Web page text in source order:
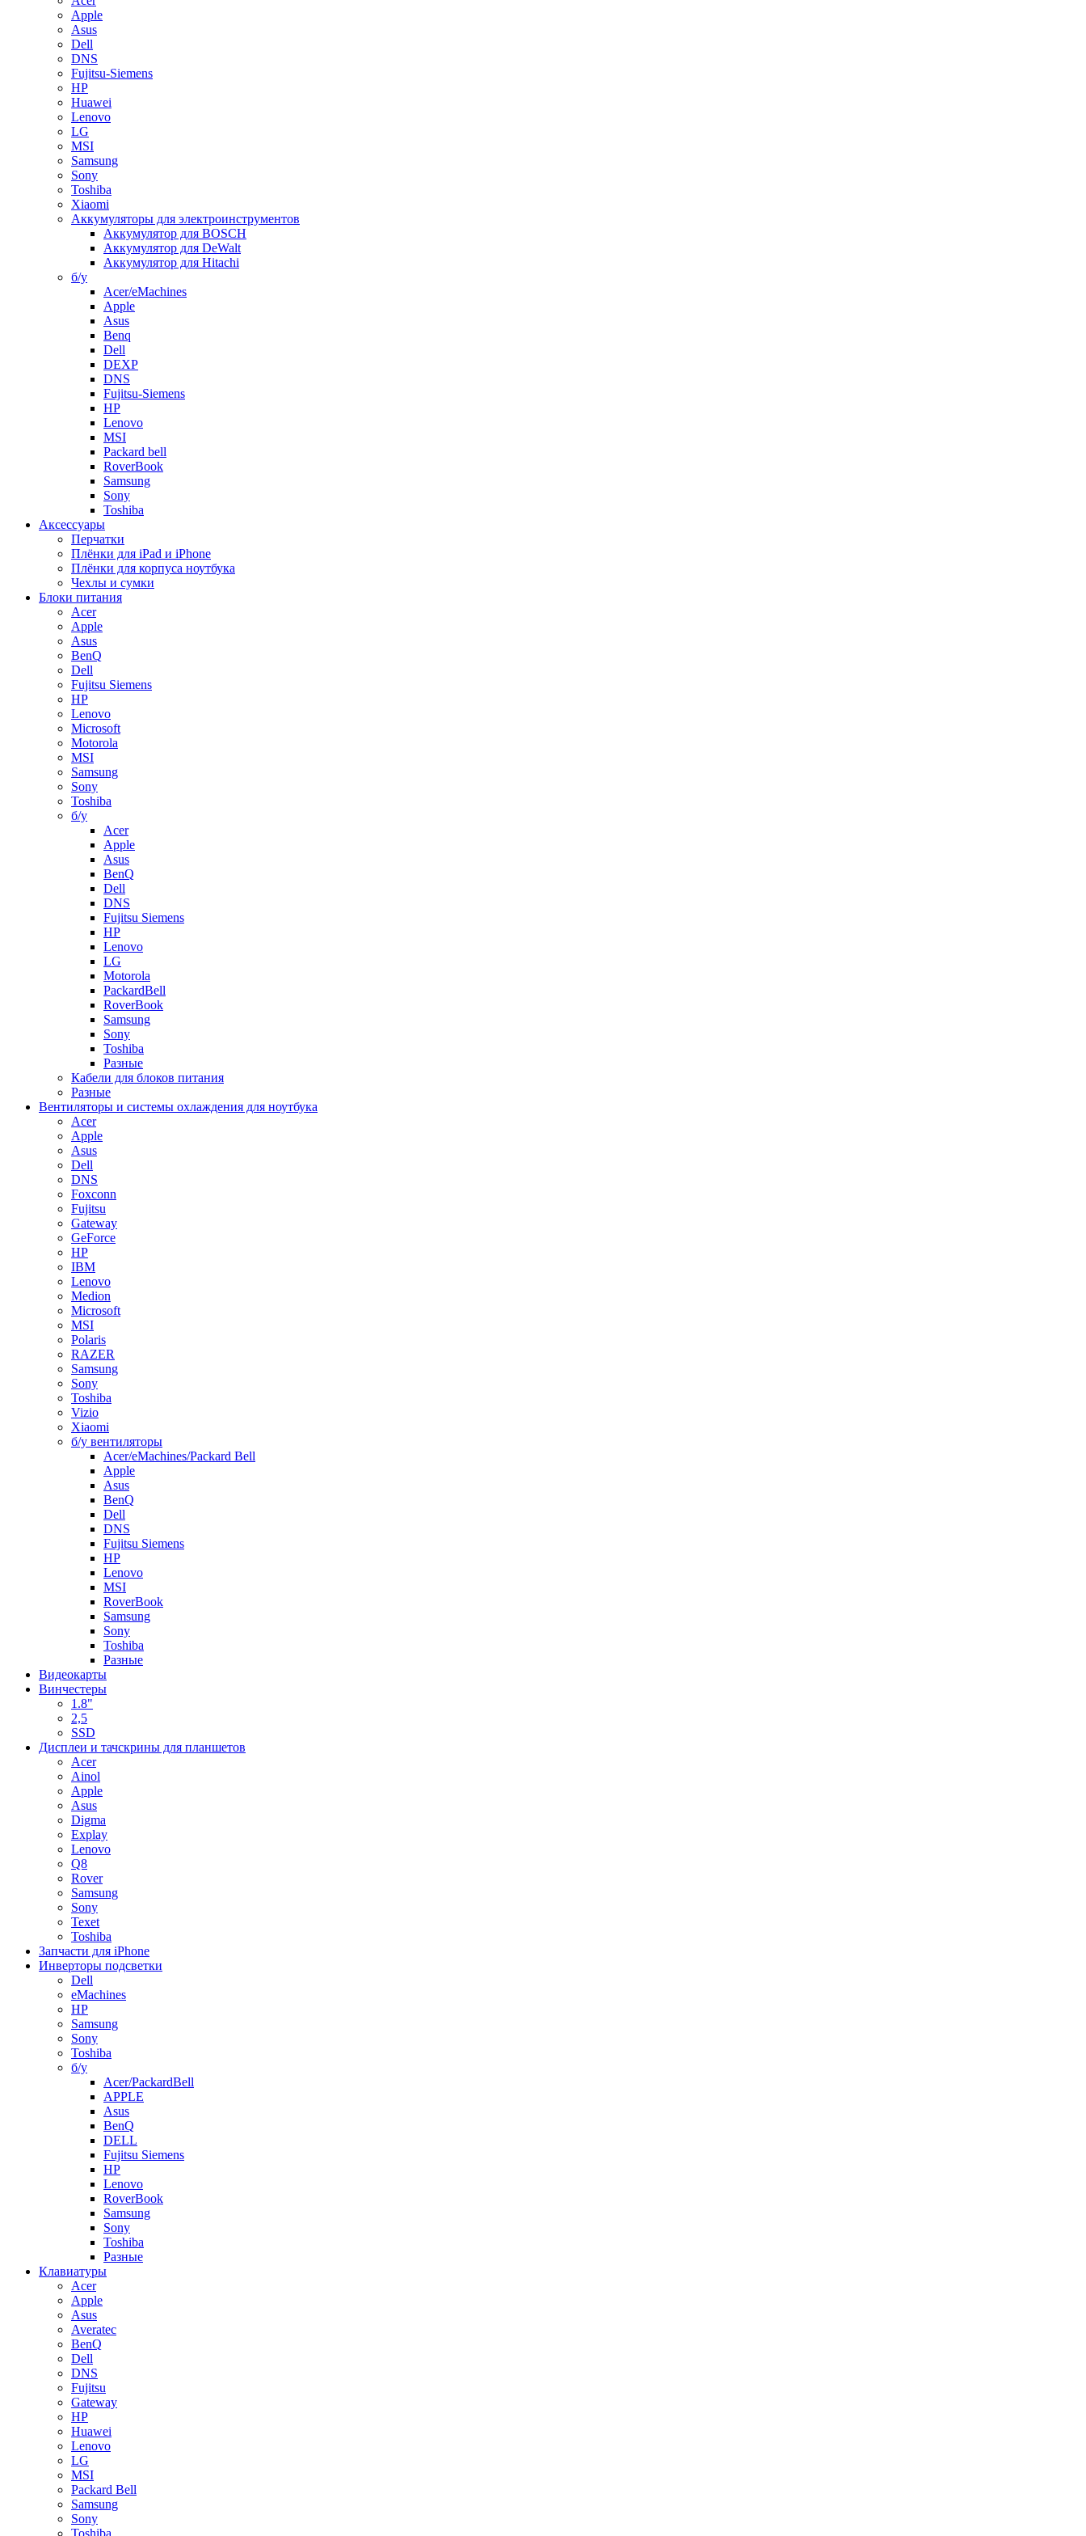
Apple
Asus
Dell
DNS
Fujitsu-Siemens
HP
Huawei
Lenovo
LG
MSI
Samsung
Sony
Toshiba
Xiaomi
Аккумуляторы для электроинструментов
Аккумулятор для BOSCH
Аккумулятор для DeWalt
Аккумулятор для Hitachi
б/у
Acer/eMachines
Apple
Asus
Benq
Dell
DEXP
DNS
Fujitsu-Siemens
HP
Lenovo
MSI
Packard bell
RoverBook
Samsung
Sony
Toshiba
Аксессуары
Перчатки
Плёнки для iPad и iPhone
Плёнки для корпуса ноутбука
Чехлы и сумки
Блоки питания
Acer
Apple
Asus
BenQ
Dell
Fujitsu Siemens
HP
Lenovo
Microsoft
Motorola
MSI
Samsung
Sony
Toshiba
б/у
Acer
Apple
Asus
BenQ
Dell
DNS
Fujitsu Siemens
HP
Lenovo
LG
Motorola
PackardBell
RoverBook
Samsung
Sony
Toshiba
Разные
Кабели для блоков питания
Разные
Вентиляторы и системы охлаждения для ноутбука
Acer
Apple
Asus
Dell
DNS
Foxconn
Fujitsu
Gateway
GeForce
HP
IBM
Lenovo
Medion
Microsoft
MSI
Polaris
RAZER
Samsung
Sony
Toshiba
Vizio
Xiaomi
б/у вентиляторы
Acer/eMachines/Packard Bell
Apple
Asus
BenQ
Dell
DNS
Fujitsu Siemens
HP
Lenovo
MSI
RoverBook
Samsung
Sony
Toshiba
Разные
Видеокарты
Винчестеры
1.8"
2,5
SSD
Дисплеи и тачскрины для планшетов
Acer
Ainol
Apple
Asus
Digma
Explay
Lenovo
Q8
Rover
Samsung
Sony
Texet
Toshiba
Запчасти для iPhone
Инверторы подсветки
Dell
eMachines
HP
Samsung
Sony
Toshiba
б/у
Acer/PackardBell
APPLE
Asus
BenQ
DELL
Fujitsu Siemens
HP
Lenovo
RoverBook
Samsung
Sony
Toshiba
Разные
Клавиатуры
Acer
Apple
Asus
Averatec
BenQ
Dell
DNS
Fujitsu
Gateway
HP
Huawei
Lenovo
LG
MSI
Packard Bell
Samsung
Sony
Toshiba